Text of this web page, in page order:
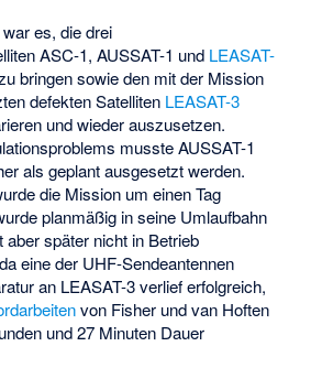
es, die drei
ASC-1, AUSSAT-1 und LEASAT-
bringen sowie den mit der Mission
defekten Satelliten LEASAT-3
und wieder auszusetzen.
musste AUSSAT-1
als geplant ausgesetzt werden.
die Mission um einen Tag
planmäßig in seine Umlaufbahn
aber später nicht in Betrieb
eine der UHF-Sendeantennen
an LEASAT-3 verlief erfolgreich,
von Fisher und van Hoften
und 27 Minuten Dauer